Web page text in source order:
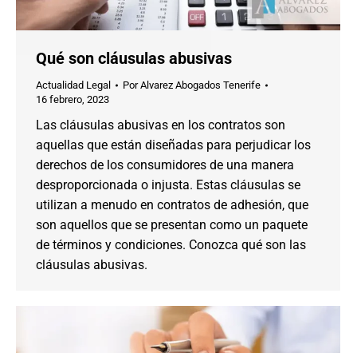
Qué son cláusulas abusivas
Actualidad Legal PorAlvarez Abogados Tenerife
16 febrero, 2023
Las cláusulas abusivas en los contratos son
aquellas que están diseñadas para perjudicar los
derechos de los consumidores de una manera
desproporcionada o injusta. Estas cláusulas se
utilizan a menudo en contratos de adhesión, que
son aquellos que se presentan como un paquete
de términos y condiciones. Conozca qué son las
cláusulas abusivas.